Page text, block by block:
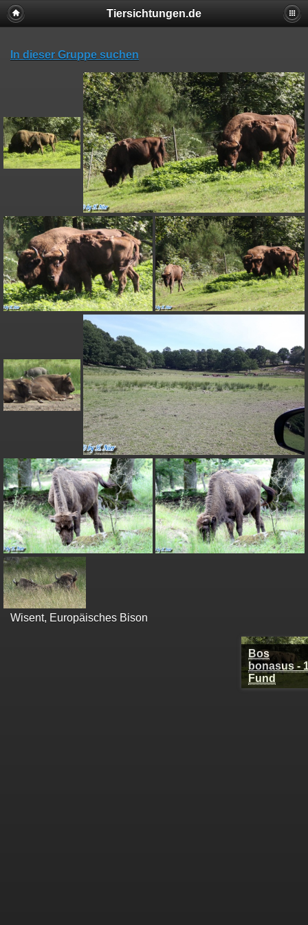
Tiersichtungen.de
In dieser Gruppe suchen
Wisent, Europäisches Bison
Bos
bonasus -
Fund